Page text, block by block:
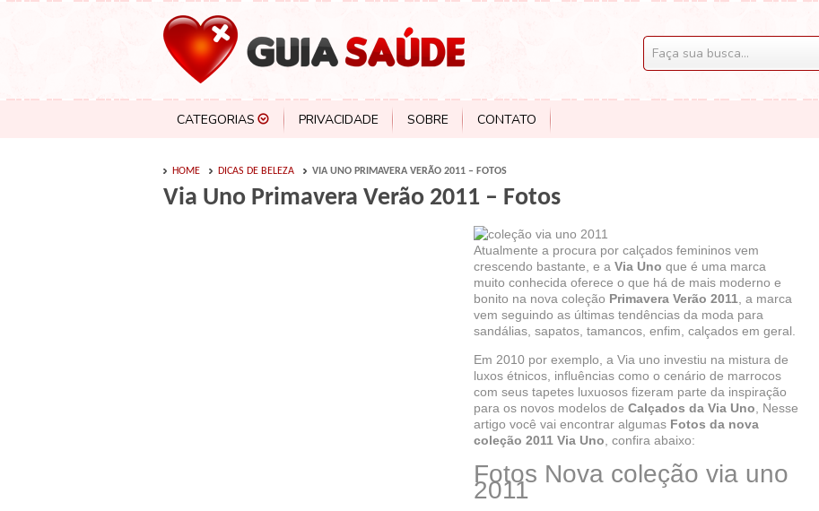
CATEGORIAS PRIVACIDADE SOBRE CONTATO
HOME DICAS DE BELEZA VIA UNO PRIMAVERA VERÃO 2011 – FOTOS
Via Uno Primavera Verão 2011 – Fotos
Atualmente a procura por calçados femininos vem
crescendo bastante, e a Via Uno que é uma marca
muito conhecida oferece o que há de mais moderno e
bonito na nova coleção Primavera Verão 2011 , a marca
vem seguindo as últimas tendências da moda para
sandálias, sapatos, tamancos, enfim, calçados em geral.
Em 2010 por exemplo, a Via uno investiu na mistura de
luxos étnicos, influências como o cenário de marrocos
com seus tapetes luxuosos fizeram parte da inspiração
para os novos modelos de Calçados da Via Uno , Nesse
artigo você vai encontrar algumas Fotos da nova
coleção 2011 Via Uno , confira abaixo:
Fotos Nova coleção via uno
2011